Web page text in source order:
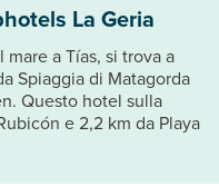
La Geria
a Tías, si trova a
Spiaggia di Matagorda
Questo hotel sulla
e 2,2 km da Playa